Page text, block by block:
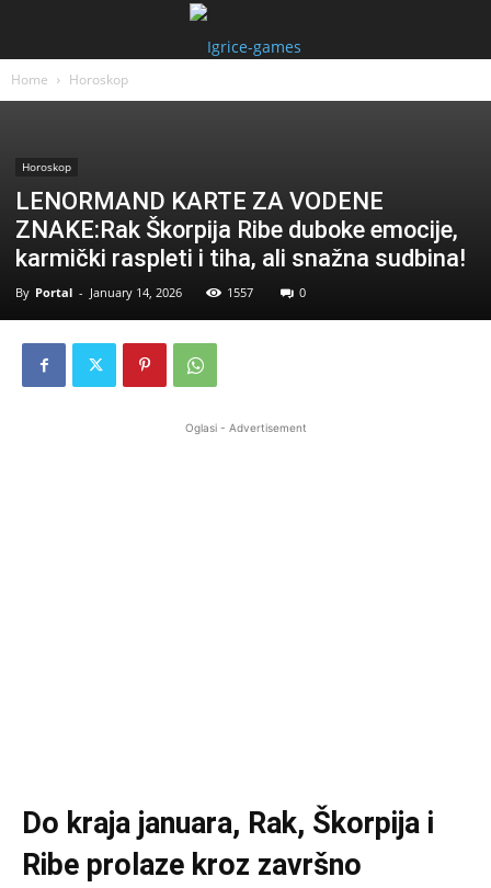
Home Horoskop
Horoskop
LENORMAND KARTE ZA VODENE
ZNAKE:Rak Škorpija Ribe duboke emocije,
karmički raspleti i tiha, ali snažna sudbina!
By Portal - January 14, 2026 1557 0
Oglasi - Advertisement
Do kraja januara, Rak, Škorpija i
Ribe prolaze kroz završno